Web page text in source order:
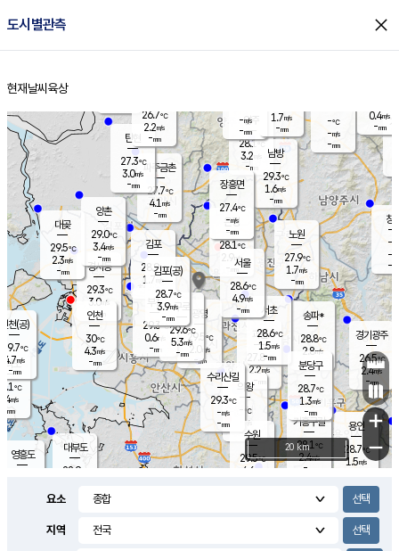
도시별관측 close
홈
현재날씨 육상
의도
℃
m/s
mm
영흥도
양주
28.1℃
3.2
-mm
과천
27.8℃
2.2m/s
- mm
용인
28.7℃
1.5m/s
경기광주
26.5℃
2.4m/s
-mm
대부도
28.9
경서동
29.3℃
3.0m/s
-mm
파주금촌
27.7℃
4.1 m/s
-mm
-℃
-m/s
-mm
대곶
29.5℃
2.3m/s
-mm
창
-
-m/
-
탄현
27.3℃
3.0m/s
-mm
0.4m/s
-mm
의왕
- ℃
m/s
mm
김포
28.9℃
1.7 m/s
mm
광명
29.5 ℃
2.0 m/s
-mm
부천
29.3℃
0.6m/s
-mm
양촌
29.0℃
3.4m/s
-mm
구로
29.6℃
5.3m/s
-mm
은평
28.1℃
2.9 m/s
- mm
노원
27.9℃
1.7m/s
-mm
송파*
28.8℃
2.8m/s
-mm
서초
28.6℃
1.5m/s
-mm
남방
29.3℃
1.6m/s
-mm
기흥구갈
28.1℃
2.4m/s
-
수리산길
29.3℃
-m/s
-mm
분당구
28.7℃
1.3m/s
-mm
장흥면
27.4℃
-m/s
-mm
-m/s
-mm
인천(공)
29.7℃
4.7m/s
-mm
김포(공)
28.7℃
3.9m/s
-mm
수원
29.5℃
4.6 m/s
인천
30℃
4.3m/s
-mm
서울
28.6℃
4.9m/s
-mm
26.7℃
2.2m/s
-mm
1.7m/s
-mm
+
−
20 km
요소
지역